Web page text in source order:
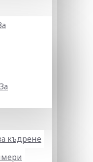
къдрене